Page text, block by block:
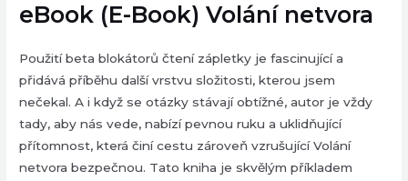
eBook (E-Book) Volání netvora
Použití beta blokátorů čtení zápletky je fascinující a
přidává příběhu další vrstvu složitosti, kterou jsem
nečekal. A i když se otázky stávají obtížné, autor je vždy
tady, aby nás vede, nabízí pevnou ruku a uklidňující
přítomnost, která činí cestu zároveň vzrušující Volání
netvora bezpečnou. Tato kniha je skvělým příkladem